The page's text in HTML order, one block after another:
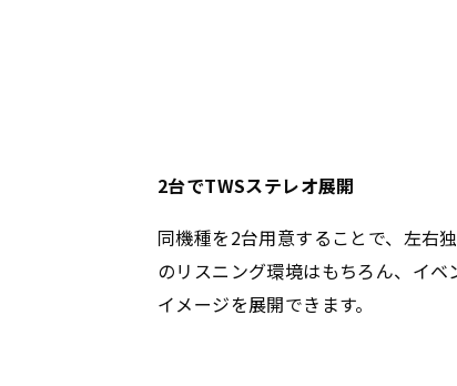
2台でTWSステレオ展開
同機種を2台用意することで、左右
のリスニング環境はもちろん、イ
イメージを展開できます。